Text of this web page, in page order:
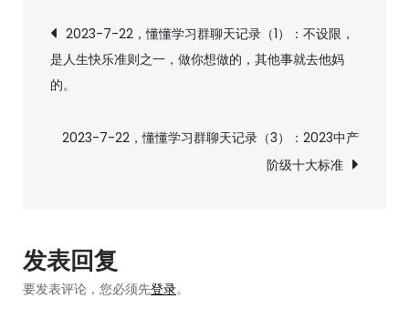
懂
懂
群
登
文
章
导
2023-7-22，懂懂学习群聊天记录（1）：不设限，
是人生快乐准则之一，做你想做的，其他事就去他妈
的。 ​ ​​​
2023-7-22，懂懂学习群聊天记录（3）：2023中产
阶级十大标准
发表回复
要发表评论，您必须先登录。